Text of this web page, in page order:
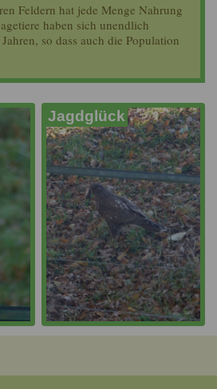
Feldern hat jede Menge Nahrung
haben sich unendlich
so dass auch die Population
Jagdglück